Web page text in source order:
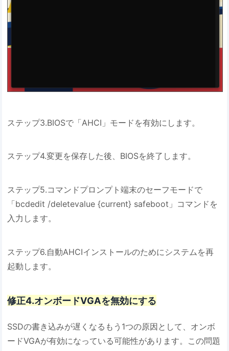
ステップ3.BIOSで「AHCI」モードを有効にします。
ステップ4.変更を保存した後、BIOSを終了します。
ステップ5.コマンドプロンプト端末のセーフモードで
「bcdedit /deletevalue {current} safeboot」コマンドを
入力します。
ステップ6.自動AHCIインストールのためにシステムを再
起動します。
修正4.オンボードVGAを無効にする
SSDの書き込みが遅くなるもう1つの原因として、オンボ
ードVGAが有効になっている可能性があります。この問題